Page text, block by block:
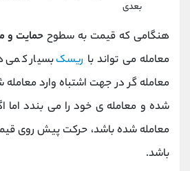
بعدی
هنگامی که قیمت به سطوح حمایت و
معامله می تواند با ریسکبسیار کمی
معامله گر در جهت اشتباه وارد
شده و معامله ی خود را می بندد اما
معامله شده باشد، حرکت پیش روی
باشد.